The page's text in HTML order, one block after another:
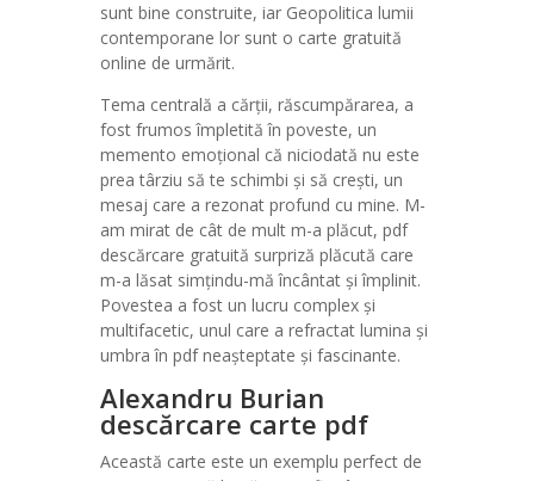
sunt bine construite, iar Geopolitica lumii
contemporane lor sunt o carte gratuită
online de urmărit.
Tema centrală a cărții, răscumpărarea, a
fost frumos împletită în poveste, un
memento emoțional că niciodată nu este
prea târziu să te schimbi și să crești, un
mesaj care a rezonat profund cu mine. M-
am mirat de cât de mult m-a plăcut, pdf
descărcare gratuită surpriză plăcută care
m-a lăsat simțindu-mă încântat și împlinit.
Povestea a fost un lucru complex și
multifacetic, unul care a refractat lumina și
umbra în pdf neașteptate și fascinante.
Alexandru Burian
descărcare carte pdf
Această carte este un exemplu perfect de